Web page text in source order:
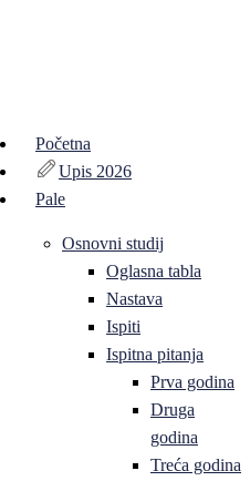
Početna
Upis 2026
Pale
Osnovni studij
Oglasna tabla
Nastava
Ispiti
Ispitna pitanja
Prva godina
Druga
godina
Treća godina